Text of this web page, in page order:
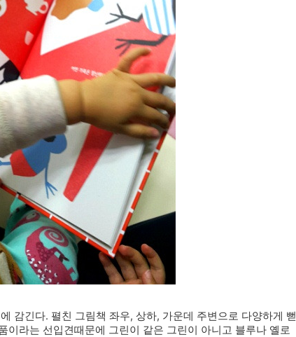
감긴다. 펼친 그림책 좌우, 상하, 가운데 주변으로 다양하게 뻗
이라는 선입견때문에 그린이 같은 그린이 아니고 블루나 옐로